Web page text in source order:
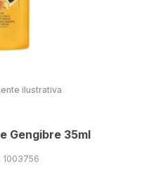
ilustrativa
Gengibre 35ml
1003756